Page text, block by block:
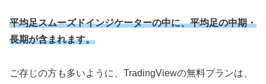
平均足スムーズドインジケーターの中に、平均足の中期・
長期が含まれます。
ご存じの方も多いように、TradingViewの無料プランは、